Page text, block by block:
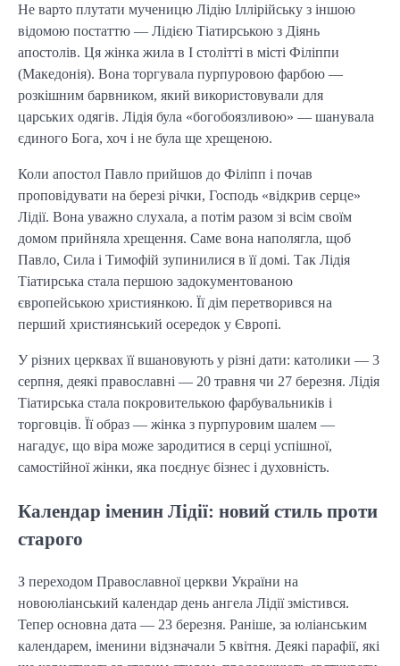
Не варто плутати мученицю Лідію Іллірійську з іншою
відомою постаттю — Лідією Тіатирською з Діянь
апостолів. Ця жінка жила в I столітті в місті Філіппи
(Македонія). Вона торгувала пурпуровою фарбою —
розкішним барвником, який використовували для
царських одягів. Лідія була «богобоязливою» — шанувала
єдиного Бога, хоч і не була ще хрещеною.
Коли апостол Павло прийшов до Філіпп і почав
проповідувати на березі річки, Господь «відкрив серце»
Лідії. Вона уважно слухала, а потім разом зі всім своїм
домом прийняла хрещення. Саме вона наполягла, щоб
Павло, Сила і Тимофій зупинилися в її домі. Так Лідія
Тіатирська стала першою задокументованою
європейською християнкою. Її дім перетворився на
перший християнський осередок у Європі.
У різних церквах її вшановують у різні дати: католики — 3
серпня, деякі православні — 20 травня чи 27 березня. Лідія
Тіатирська стала покровителькою фарбувальників і
торговців. Її образ — жінка з пурпуровим шалем —
нагадує, що віра може зародитися в серці успішної,
самостійної жінки, яка поєднує бізнес і духовність.
Календар іменин Лідії: новий стиль проти
старого
З переходом Православної церкви України на
новоюліанський календар день ангела Лідії змістився.
Тепер основна дата — 23 березня. Раніше, за юліанським
календарем, іменини відзначали 5 квітня. Деякі парафії, які